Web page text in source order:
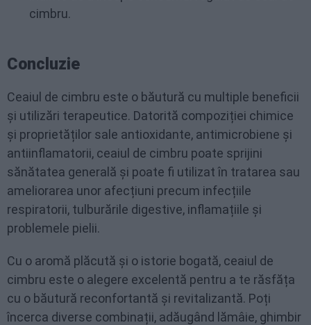
cimbru.
Concluzie
Ceaiul de cimbru este o băutură cu multiple beneficii
și utilizări terapeutice. Datorită compoziției chimice
și proprietăților sale antioxidante, antimicrobiene și
antiinflamatorii, ceaiul de cimbru poate sprijini
sănătatea generală și poate fi utilizat în tratarea sau
ameliorarea unor afecțiuni precum infecțiile
respiratorii, tulburările digestive, inflamațiile și
problemele pielii.
Cu o aromă plăcută și o istorie bogată, ceaiul de
cimbru este o alegere excelentă pentru a te răsfăța
cu o băutură reconfortantă și revitalizantă. Poți
încerca diverse combinații, adăugând lămâie, ghimbir